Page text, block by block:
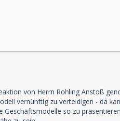
von Herrn Rohling Anstoß
vernünftig zu verteidigen - da
so zu